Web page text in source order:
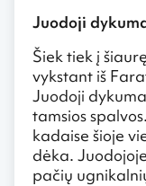
Juodoji
Šiek tiek į
vykstant iš
Juodoji
tamsios
kadaise šioje
dėka.
pačių